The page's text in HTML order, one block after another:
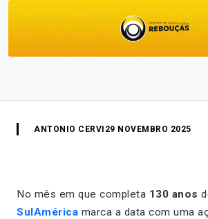
ANTONIO CERVI 29 NOVEMBRO 2025
No mês em que completa 130 anos
SulAmérica marca a data com uma